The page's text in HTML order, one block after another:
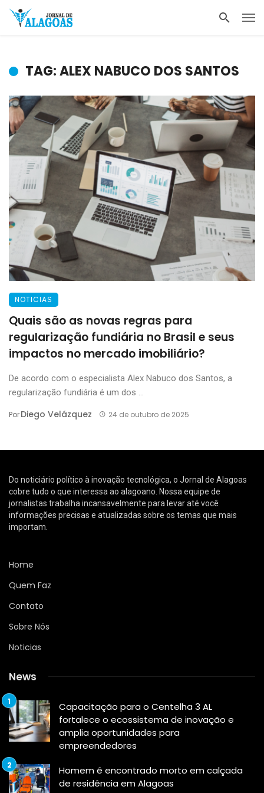
TAG: ALEX NABUCO DOS SANTOS
NOTICIAS
Quais são as novas regras para
regularização fundiária no Brasil e seus
impactos no mercado imobiliário?
De acordo com o especialista Alex Nabuco dos Santos, a
regularização fundiária é um dos ...
PorDiego Velázquez 24 de outubro de 2025
Do noticiário político à inovação tecnológica, o Jornal de Alagoas
cobre tudo o que interessa ao alagoano. Nossa equipe de
jornalistas trabalha incansavelmente para levar até você
informações precisas e atualizadas sobre os temas que mais
importam.
Home
Quem Faz
Contato
Sobre Nós
Noticias
News
Capacitação para o Centelha 3 AL
fortalece o ecossistema de inovação e
amplia oportunidades para
empreendedores
Homem é encontrado morto em calçada
de residência em Alagoas